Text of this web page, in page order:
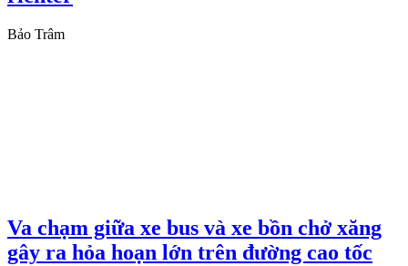
Bảo Trâm
Va chạm giữa xe bus và xe bồn chở xăng
gây ra hỏa hoạn lớn trên đường cao tốc